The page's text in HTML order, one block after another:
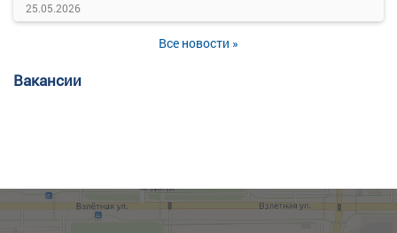
25.05.2026
Все новости »
Вакансии